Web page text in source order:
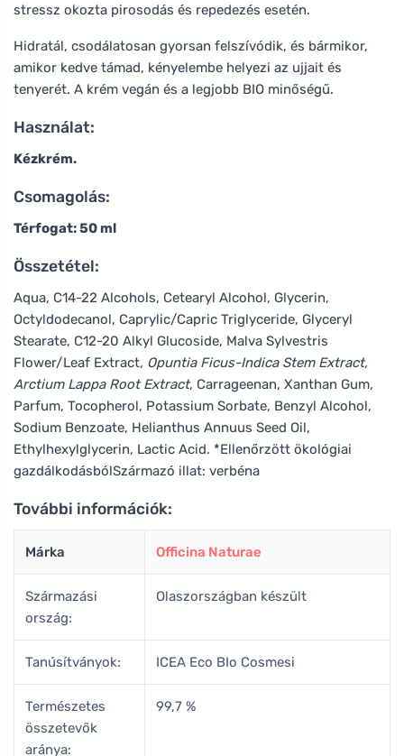
stressz okozta pirosodás és repedezés esetén.
Hidratál, csodálatosan gyorsan felszívódik, és bármikor,
amikor kedve támad, kényelembe helyezi az ujjait és
tenyerét. A krém vegán és a legjobb BIO minőségű.
Használat:
Kézkrém.
Csomagolás:
Térfogat: 50 ml
Összetétel:
Aqua, C14-22 Alcohols, Cetearyl Alcohol, Glycerin,
Octyldodecanol, Caprylic/Capric Triglyceride, Glyceryl
Stearate, C12-20 Alkyl Glucoside, Malva Sylvestris
Flower/Leaf Extract, Opuntia Ficus-Indica Stem Extract,
Arctium Lappa Root Extract, Carrageenan, Xanthan Gum,
Parfum, Tocopherol, Potassium Sorbate, Benzyl Alcohol,
Sodium Benzoate, Helianthus Annuus Seed Oil,
Ethylhexylglycerin, Lactic Acid. *Ellenőrzött ökológiai
gazdálkodásbólSzármazó illat: verbéna
További információk:
Márka Officina Naturae
Származási
ország:
Olaszországban készült
Tanúsítványok: ICEA Eco BIo Cosmesi
Természetes
összetevők
aránya:
99,7 %